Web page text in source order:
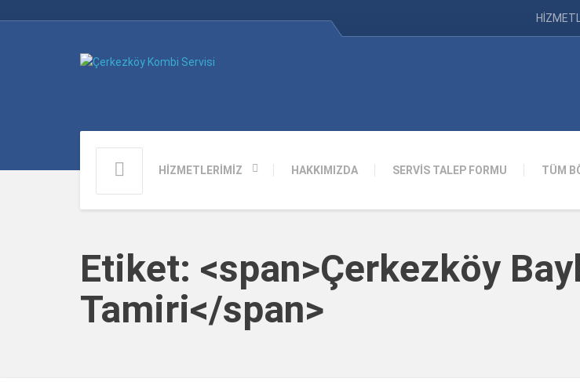
HİZMETLERİMİZ HAKKIMIZDA SERVİS TALEP FORMU TÜM
Etiket: <span>Çerkezköy
Tamiri</span>